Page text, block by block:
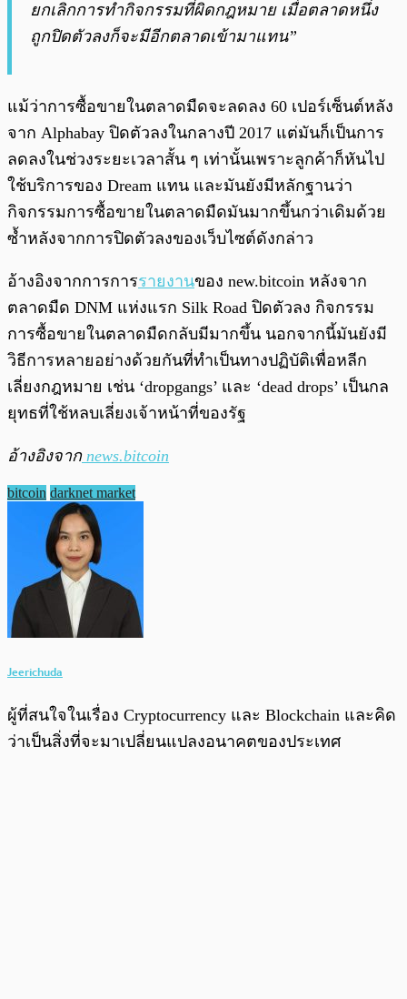
ยกเลิกการทำกิจกรรมที่ผิดกฎหมาย เมื่อตลาดหนึ่ง
ถูกปิดตัวลงก็จะมีอีกตลาดเข้ามาแทน”
แม้ว่าการซื้อขายในตลาดมืดจะลดลง 60 เปอร์เซ็นต์หลัง
จาก Alphabay ปิดตัวลงในกลางปี 2017 แต่มันก็เป็นการ
ลดลงในช่วงระยะเวลาสั้น ๆ เท่านั้นเพราะลูกค้าก็หันไป
ใช้บริการของ Dream แทน และมันยังมีหลักฐานว่า
กิจกรรมการซื้อขายในตลาดมืดมันมากขึ้นกว่าเดิมด้วย
ซ้ำหลังจากการปิดตัวลงของเว็บไซต์ดังกล่าว
อ้างอิงจากการการรายงานของ new.bitcoin หลังจาก
ตลาดมืด DNM แห่งแรก Silk Road ปิดตัวลง กิจกรรม
การซื้อขายในตลาดมืดกลับมีมากขึ้น นอกจากนี้มันยังมี
วิธีการหลายอย่างด้วยกันที่ทำเป็นทางปฏิบัติเพื่อหลีก
เลี่ยงกฎหมาย เช่น ‘dropgangs’ และ ‘dead drops’ เป็นกล
ยุทธที่ใช้หลบเลี่ยงเจ้าหน้าที่ของรัฐ
อ้างอิงจากnews.bitcoin
bitcoin darknet market
Jeerichuda
ผู้ที่สนใจในเรื่อง Cryptocurrency และ Blockchain และคิด
ว่าเป็นสิ่งที่จะมาเปลี่ยนแปลงอนาคตของประเทศ